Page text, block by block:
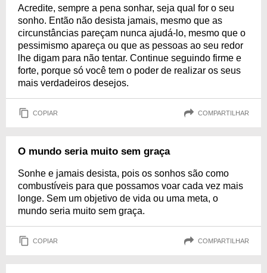
Acredite, sempre a pena sonhar, seja qual for o seu
sonho. Então não desista jamais, mesmo que as
circunstâncias pareçam nunca ajudá-lo, mesmo que o
pessimismo apareça ou que as pessoas ao seu redor
lhe digam para não tentar. Continue seguindo firme e
forte, porque só você tem o poder de realizar os seus
mais verdadeiros desejos.
COPIAR COMPARTILHAR
O mundo seria muito sem graça
Sonhe e jamais desista, pois os sonhos são como
combustíveis para que possamos voar cada vez mais
longe. Sem um objetivo de vida ou uma meta, o
mundo seria muito sem graça.
COPIAR COMPARTILHAR